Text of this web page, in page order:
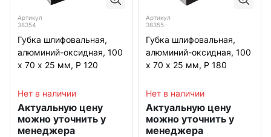
Артикул
38354
Губка шлифовальная,
алюминий-оксидная, 100
х 70 х 25 мм, Р 120
Нет в наличии
Актуальную цену
можно уточнить у
менеджера
Артикул
38355
Губка шлифовальная,
алюминий-оксидная, 100
х 70 х 25 мм, Р 180
Нет в наличии
Актуальную цену
можно уточнить у
менеджера